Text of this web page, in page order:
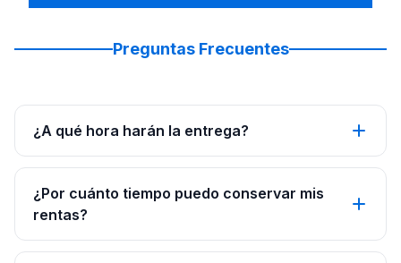
Preguntas Frecuentes
¿A qué hora harán la entrega?
¿Por cuánto tiempo puedo conservar mis
rentas?